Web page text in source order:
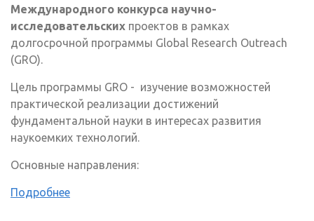
Международного конкурса научно-
исследовательских проектов в рамках
долгосрочной программы Global Research Outreach
(GRO).
Цель программы GRO - изучение возможностей
практической реализации достижений
фундаментальной науки в интересах развития
наукоемких технологий.
Основные направления:
Подробнее